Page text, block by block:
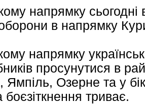
напрямку сьогодні
в напрямку
напрямку
просунутися в
Ямпіль, Озерне та у
триває.